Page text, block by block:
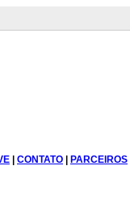
| CONTATO | PARCEIROS